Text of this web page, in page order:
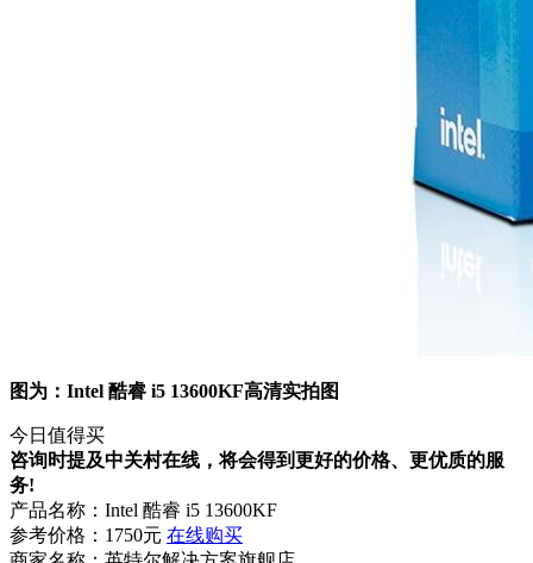
图为：Intel 酷睿 i5 13600KF高清实拍图
今日值得买
咨询时提及中关村在线，将会得到更好的价格、更优质的服
务!
产品名称： Intel 酷睿 i5 13600KF
参考价格： 1750元 在线购买